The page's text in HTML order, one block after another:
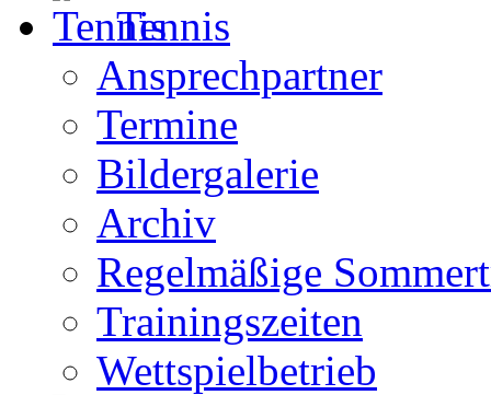
Tennis
Ansprechpartner
Termine
Bildergalerie
Archiv
Regelmäßige
Trainingszeiten
Wettspielbetrieb